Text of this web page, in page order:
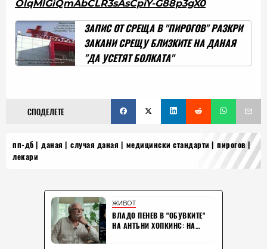
OlqMlGiQmAbCLR3sAsCpiY-G88p3gX0
ЗАПИС ОТ СРЕЩА В "ПИРОГОВ" РАЗКРИ
ЗАКАНИ СРЕЩУ БЛИЗКИТЕ НА ДАНАЯ
"ДА УСЕТЯТ БОЛКАТА"
СПОДЕЛЕТЕ
пп-дб даная случая даная медицински стандарти
пирогов
лекари